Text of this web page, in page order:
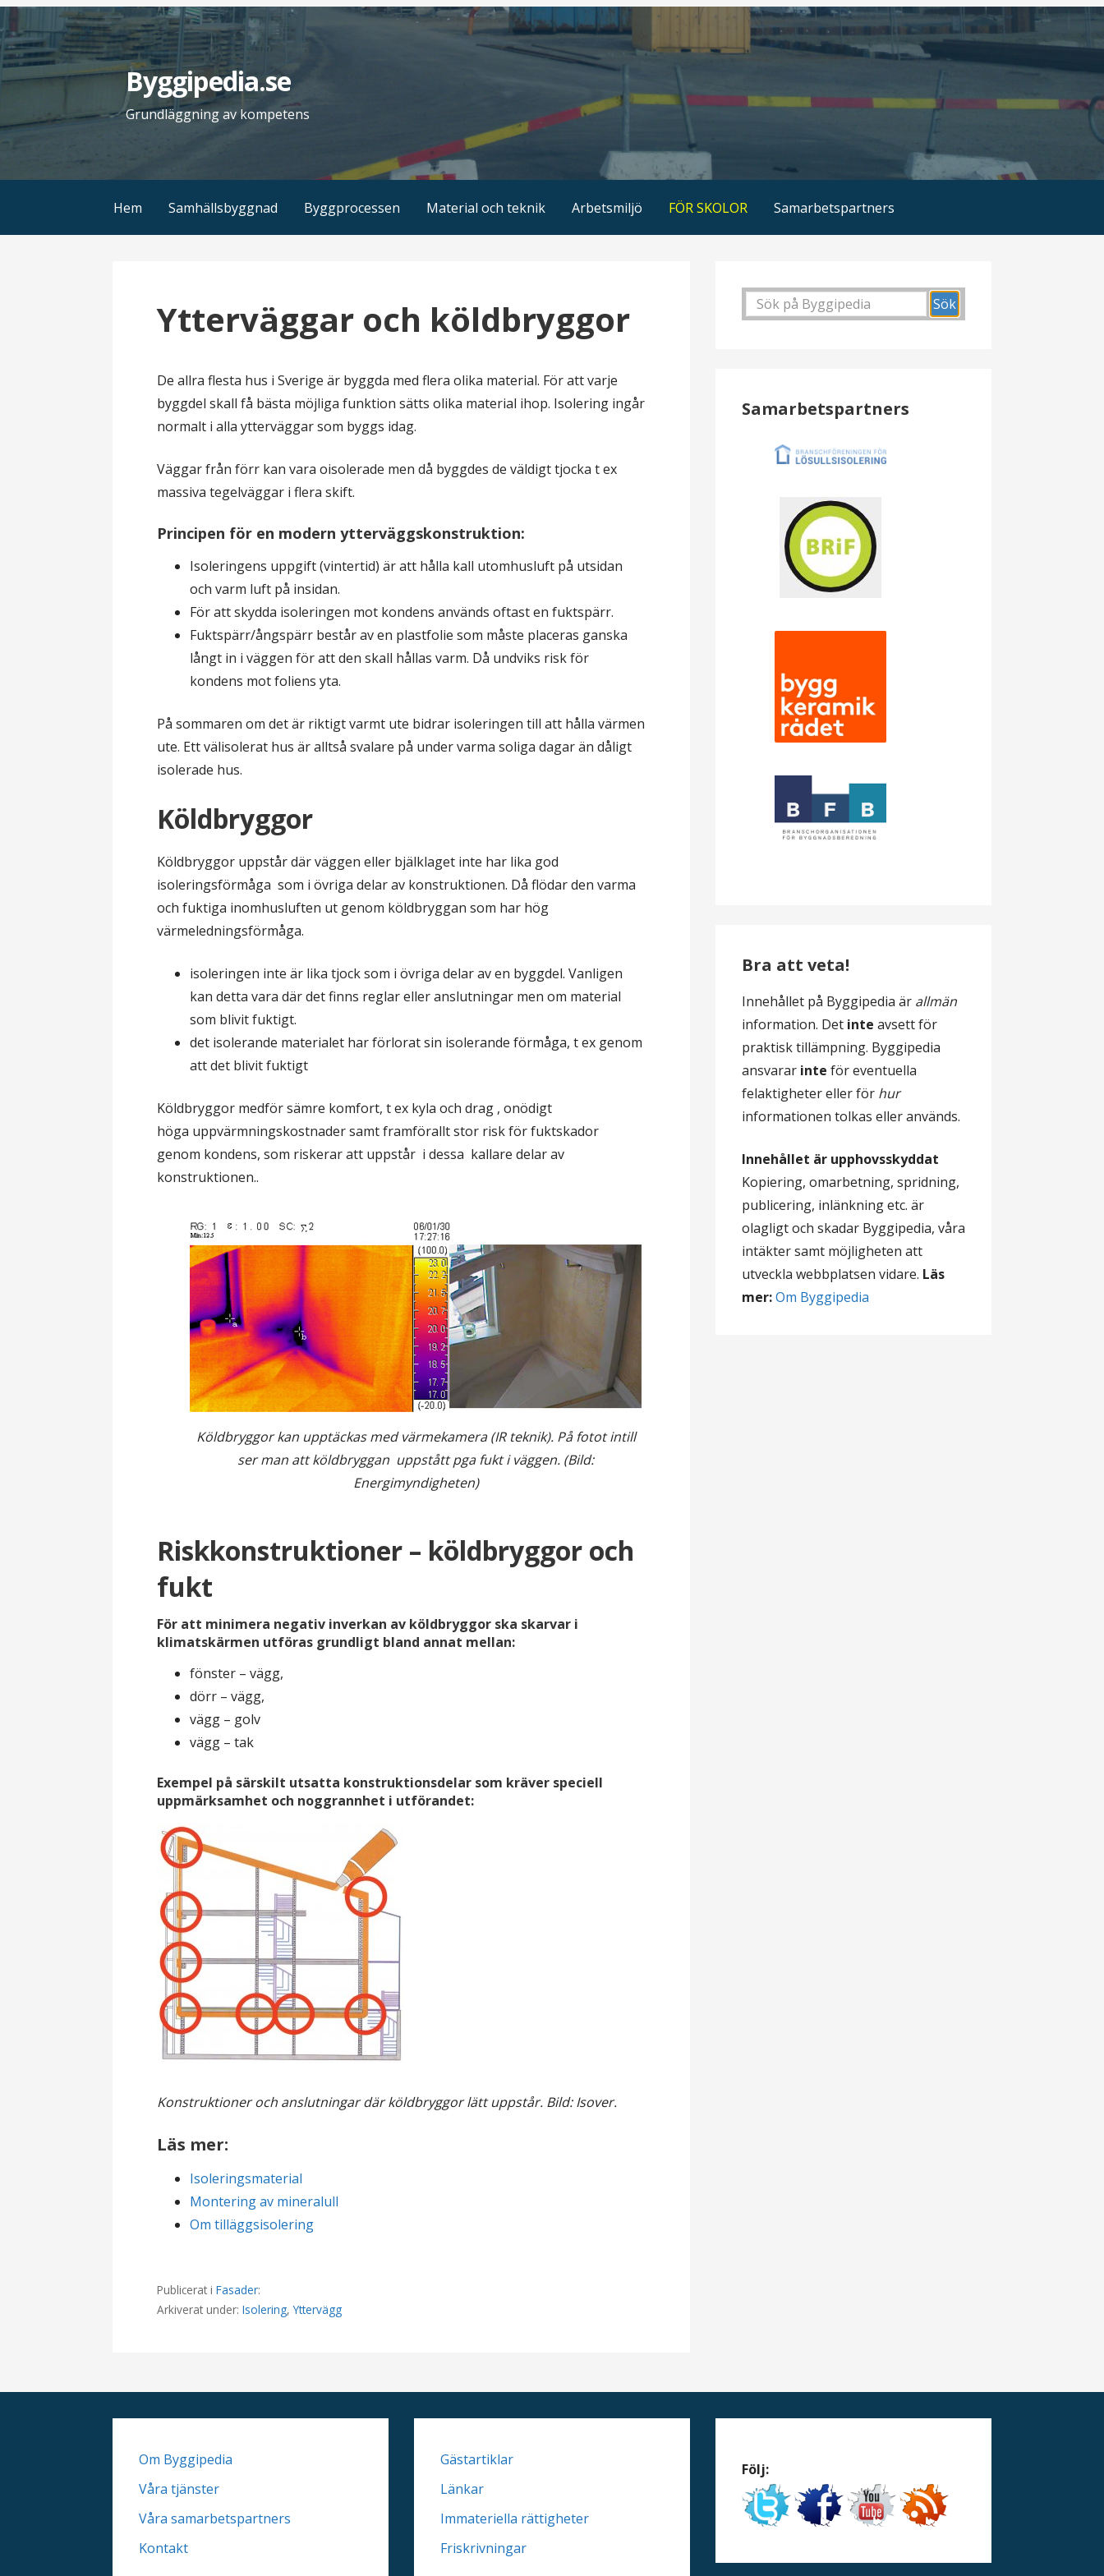
o
p
p
t
l
Byggipedia.se
Grundläggning av kompetens
Hem Samhällsbyggnad Byggprocessen Material och teknik Arbetsmiljö FÖR SKOLOR Samarbetspartners
Ytterväggar och köldbryggor
De allra flesta hus i Sverige är byggda med flera olika material. För att varje
byggdel skall få bästa möjliga funktion sätts olika material ihop. Isolering ingår
normalt i alla ytterväggar som byggs idag.
Väggar från förr kan vara oisolerade men då byggdes de väldigt tjocka t ex
massiva tegelväggar i flera skift.
Principen för en modern ytterväggskonstruktion:
Isoleringens uppgift (vintertid) är att hålla kall utomhusluft på utsidan
och varm luft på insidan.
För att skydda isoleringen mot kondens används oftast en fuktspärr.
Fuktspärr/ångspärr består av en plastfolie som måste placeras ganska
långt in i väggen för att den skall hållas varm. Då undviks risk för
kondens mot foliens yta.
På sommaren om det är riktigt varmt ute bidrar isoleringen till att hålla värmen
ute. Ett välisolerat hus är alltså svalare på under varma soliga dagar än dåligt
isolerade hus.
Köldbryggor
Köldbryggor uppstår där väggen eller bjälklaget inte har lika god
isoleringsförmåga som i övriga delar av konstruktionen. Då flödar den varma
och fuktiga inomhusluften ut genom köldbryggan som har hög
värmeledningsförmåga.
isoleringen inte är lika tjock som i övriga delar av en byggdel. Vanligen
kan detta vara där det finns reglar eller anslutningar men om material
som blivit fuktigt.
det isolerande materialet har förlorat sin isolerande förmåga, t ex genom
att det blivit fuktigt
Köldbryggor medför sämre komfort, t ex kyla och drag , onödigt
höga uppvärmningskostnader samt framförallt stor risk för fuktskador
genom kondens, som riskerar att uppstår i dessa kallare delar av
konstruktionen..
Köldbryggor kan upptäckas med värmekamera (IR teknik). På fotot intill
ser man att köldbryggan uppstått pga fukt i väggen. (Bild:
Energimyndigheten)
Riskkonstruktioner – köldbryggor och
fukt
För att minimera negativ inverkan av köldbryggor ska skarvar i
klimatskärmen utföras grundligt bland annat mellan:
fönster – vägg,
dörr – vägg,
vägg – golv
vägg – tak
Exempel på särskilt utsatta konstruktionsdelar som kräver speciell
uppmärksamhet och noggrannhet i utförandet:
Konstruktioner och anslutningar där köldbryggor lätt uppstår. Bild: Isover.
Läs mer:
Isoleringsmaterial
Montering av mineralull
Om tilläggsisolering
Publicerat iFasader:
Arkiverat under:Isolering,Yttervägg
I
n
Samarbetspartners
Bra att veta!
Innehållet på Byggipedia är allmän
information. Det inte avsett för
praktisk tillämpning. Byggipedia
ansvarar inte för eventuella
felaktigheter eller för hur
informationen tolkas eller används.
Innehållet är upphovsskyddat
Kopiering, omarbetning, spridning,
publicering, inlänkning etc. är
olagligt och skadar Byggipedia, våra
intäkter samt möjligheten att
utveckla webbplatsen vidare. Läs
mer:Om Byggipedia
Om Byggipedia
Våra tjänster
Våra samarbetspartners
Kontakt
Gästartiklar
Länkar
Immateriella rättigheter
Friskrivningar
Följ: